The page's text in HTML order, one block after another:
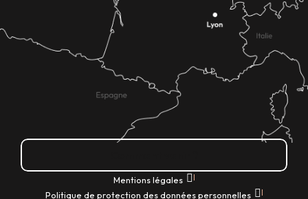
Mentions légales |
Politique de protection des données personnelles |